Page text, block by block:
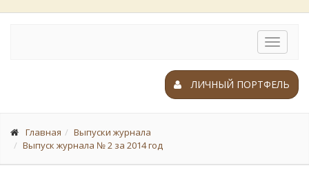
Toggle
ЛИЧНЫЙ ПОРТФЕЛЬ
Главная
Выпуски журнала
Выпуск журнала № 2 за 2014 год